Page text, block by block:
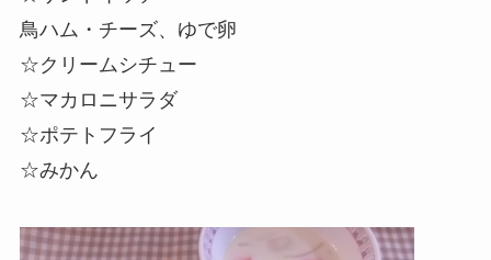
鳥ハム・チーズ、ゆで卵
☆クリームシチュー
☆マカロニサラダ
☆ポテトフライ
☆みかん